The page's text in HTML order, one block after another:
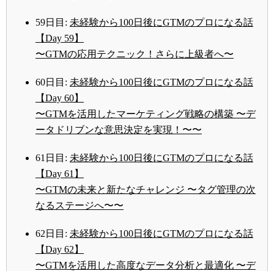
59日目: 未経験から100日後にGTMのプロになる話
【Day 59】
〜GTMの応用テクニック！さらに上級者へ〜
60日目: 未経験から100日後にGTMのプロになる話
【Day 60】
〜GTMを活用したマーケティング戦略の構築 〜デ
ータドリブンな意思決定を実現！〜〜
61日目: 未経験から100日後にGTMのプロになる話
【Day 61】
〜GTMの未来と新たなチャレンジ 〜タグ管理の次
なるステージへ〜〜
62日目: 未経験から100日後にGTMのプロになる話
【Day 62】
〜GTMを活用した高度なデータ分析と最適化 〜デ